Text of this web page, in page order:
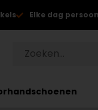
Elke dag